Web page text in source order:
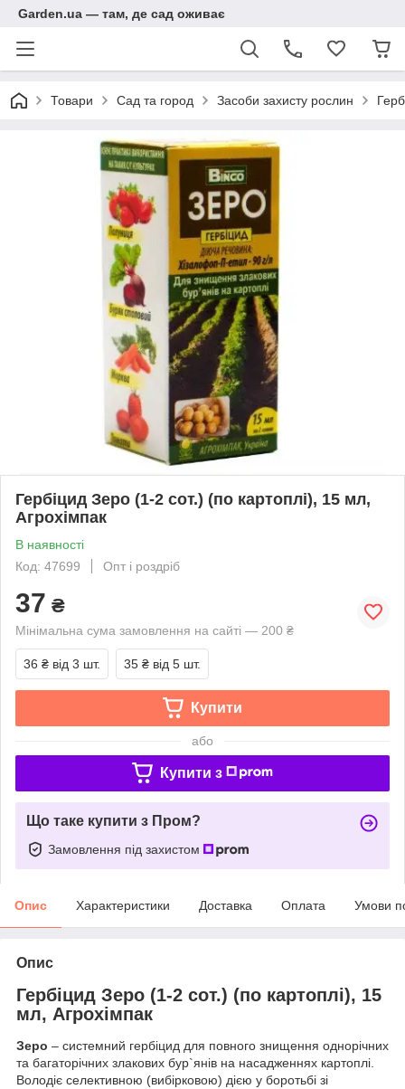
Garden.ua — там, де сад оживає
Товари Сад та город Засоби захисту рослин
Гербіцид Зеро (1-2 сот.) (по картоплі), 15 мл,
Агрохімпак
В наявності
Код: 47699
Опт і роздріб
37 ₴
Мінімальна сума замовлення на сайті — 200 ₴
36 ₴ від 3 шт. 35 ₴ від 5 шт.
Купити
або
Купити з
Що таке купити з Пром?
Замовлення під захистом
Опис Характеристики Доставка Оплата Умови
Опис
Гербіцид Зеро (1-2 сот.) (по картоплі), 15
мл, Агрохімпак
Зеро – системний гербіцид для повного знищення однорічних
та багаторічних злакових бур`янів на насадженнях картоплі.
Володіє селективною (вибірковою) дією у боротьбі зі